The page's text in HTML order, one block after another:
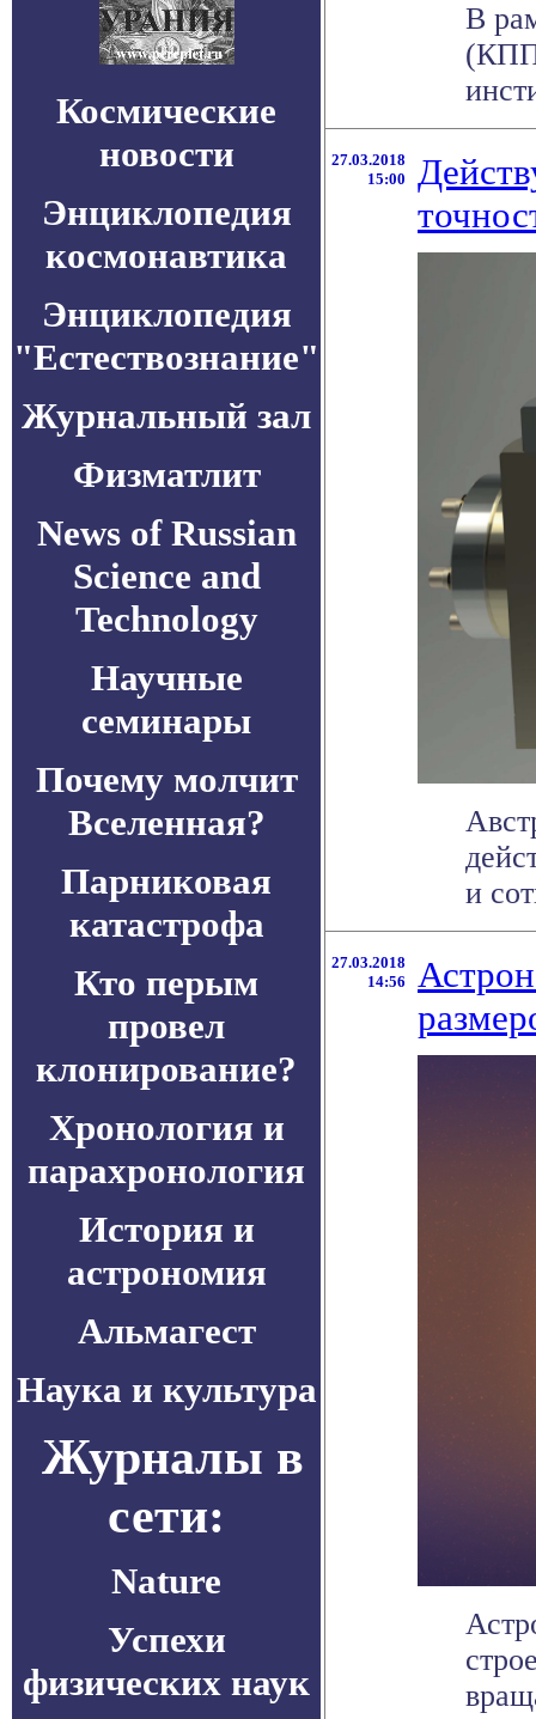
Космические
новости
Энциклопедия
космонавтика
Энциклопедия
"Естествознание"
Журнальный зал
Физматлит
News of Russian
Science and
Technology
Научные
семинары
Почему молчит
Вселенная?
Парниковая
катастрофа
Кто перым
провел
клонирование?
Хронология и
парахронология
История и
астрономия
Альмагест
Наука и культура
Журналы в
сети:
Nature
Успехи
физических наук
В
27.03.2018
15:00
и
27.03.2018
14:56